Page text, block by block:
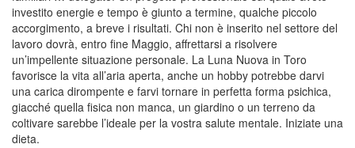
investito energie e tempo è giunto a termine, qualche piccolo
accorgimento, a breve i risultati. Chi non è inserito nel settore del
lavoro dovrà, entro fine Maggio, affrettarsi a risolvere
un’impellente situazione personale. La Luna Nuova in Toro
favorisce la vita all’aria aperta, anche un hobby potrebbe darvi
una carica dirompente e farvi tornare in perfetta forma psichica,
giacché quella fisica non manca, un giardino o un terreno da
coltivare sarebbe l’ideale per la vostra salute mentale. Iniziate una
dieta.